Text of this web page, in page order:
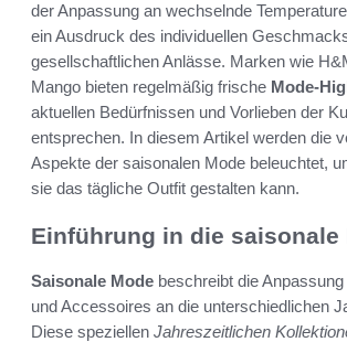
der Anpassung an wechselnde
ein Ausdruck des individuellen
gesellschaftlichen Anlässe. Marken wie
Mango bieten regelmäßig frische Mode-
aktuellen Bedürfnissen und Vorlieben der
entsprechen. In diesem Artikel werden die
Aspekte der saisonalen Mode beleuchtet,
sie das tägliche Outfit gestalten kann.
Einführung in die saisonale
Saisonale Mode beschreibt die
und Accessoires an die unterschiedlichen
Diese speziellen Jahreszeitlichen